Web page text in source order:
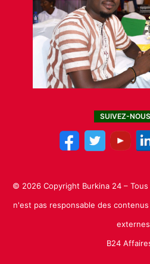
SUIVEZ-
© 2026 Copyright Burkina 24 –
n'est pas responsable des
externes
B24